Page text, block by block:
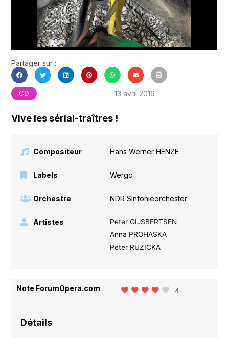
Partager sur :
CD 13 avril 2016
Vive les sérial-traîtres !
Compositeur Hans Werner HENZE
Labels Wergo
Orchestre NDR Sinfonieorchester
Artistes
Peter GIJSBERTSEN
Anna PROHASKA
Peter RUZICKA
Note ForumOpera.com 4
Détails